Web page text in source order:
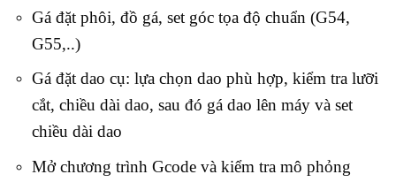
Gá đặt phôi, đồ gá, set góc tọa độ chuẩn (G54,
G55,..)
Gá đặt dao cụ: lựa chọn dao phù hợp, kiểm tra lưỡi
cắt, chiều dài dao, sau đó gá dao lên máy và set
chiều dài dao
Mở chương trình Gcode và kiểm tra mô phỏng